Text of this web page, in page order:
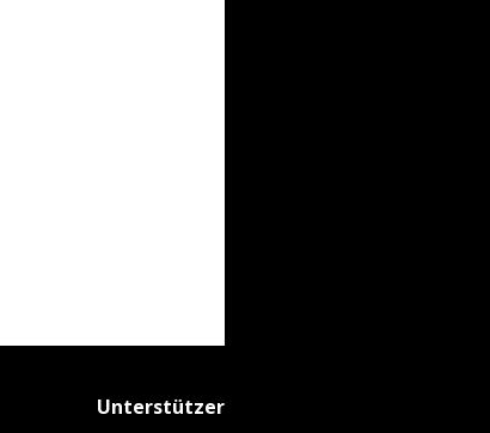
Unterstützer